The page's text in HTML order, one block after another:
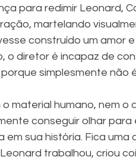
para redimir Leonard,
martelando
construído um amor
o diretor é incapaz de
simplesmente não
o material humano, nem o
conseguir olhar para
em sua história. Fica
trabalhou, criou